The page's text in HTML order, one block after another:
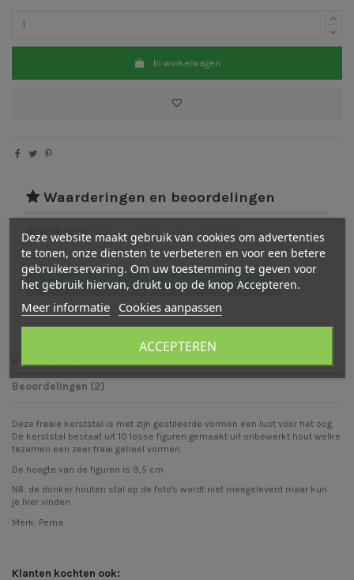
In winkelwagen
Waarderingen en beoordelingen
- 2 cijfer(s) -
beoordeling(en)
Bekijk verdeling
Bekijk beoordelingen Schrijf een beoordeling
Beoordelingen (2)
Deze fraaie kerststal is met zijn gestileerde vormen een lust voor het oog.
De kerststal bestaat uit 10 losse figuren gemaakt uit onbewerkt hout welke
tezamen een zeer fraai geheel vormen.
De hoogte van de figuren is 9,5 cm
NB: de donker houten stal op de foto's wordt niet meegeleverd maar kun
je hier vinden
Merk: Pema
Klanten kochten ook:
Deze website maakt gebruik van cookies om advertenties
te tonen, onze diensten te verbeteren en voor een betere
gebruikerservaring. Om uw toestemming te geven voor
het gebruik hiervan, drukt u op de knop Accepteren.
Meer informatie Cookies aanpassen
ACCEPTEREN